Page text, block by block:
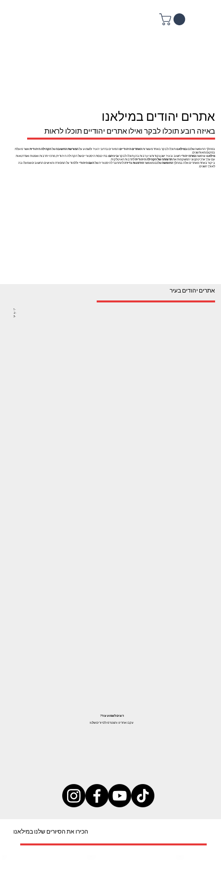
אתרים יהודים במילאנו
באיזה רובע תוכלו לבקר ואילו אתרים יהודיים תוכלו לראות
במהלך החופשה שלכםבמילאנותוכלו לבקר באחד מעשרותהאתרים היהודייםהפזורים ברחבי העיר ולשמוע עלהמורשת החשובהשלהקהילה היהודיתאשר פועלת
במקום מאות שנים.
מילאנו שימשהכמרכז יהודיחשוב ובעיר ישנן נקודות ציון רבות בהן תוכלו לבקרוביניהם:בתי כנסת היסטוריים של הקהילה היהודית, מרכזי תרבות ואמנות ואנדרטאות
עם ערך ארכיטקטוני המשקפות אתתרומתה של הקהילה היהודיתלתרבות האיטלקית.
ביקור באחד מאתרים אלה במהלךהחופשהשלכם מאפשרהזדמנות נדירהלהתחבר להיסטוריה שלהעם היהודיוללמוד על המסורת והאישים החשובים שפעלו בה
לאורך השנים.
אתרים יהודים בעיר
1-
2-
3-
רוצים לשמוע עוד?
עקבו אחרינו והצטרפו לסיורים שלנו!
הכירו את הסיורים שלנו במילאנו